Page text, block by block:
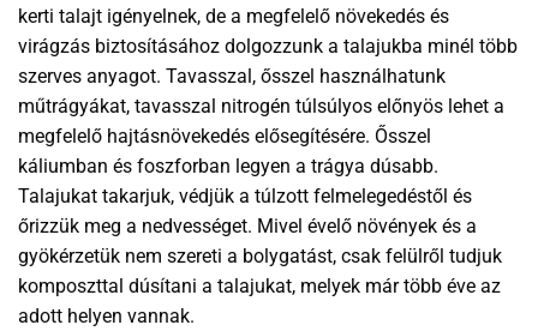
kerti talajt igényelnek, de a megfelelő növekedés és
virágzás biztosításához dolgozzunk a talajukba minél több
szerves anyagot. Tavasszal, ősszel használhatunk
műtrágyákat, tavasszal nitrogén túlsúlyos előnyös lehet a
megfelelő hajtásnövekedés elősegítésére. Ősszel
káliumban és foszforban legyen a trágya dúsabb.
Talajukat takarjuk, védjük a túlzott felmelegedéstől és
őrizzük meg a nedvességet. Mivel évelő növények és a
gyökérzetük nem szereti a bolygatást, csak felülről tudjuk
komposzttal dúsítani a talajukat, melyek már több éve az
adott helyen vannak.